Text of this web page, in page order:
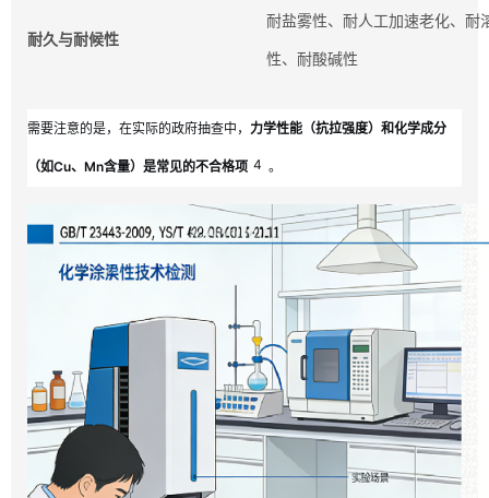
耐久与耐候性
耐盐雾性、耐人工加速老化、耐
性、耐酸碱性
需要注意的是，在实际的政府抽查中， 力学性能（抗拉强度）和化学成分
（如Cu、Mn含量）是常见的不合格项 4 。